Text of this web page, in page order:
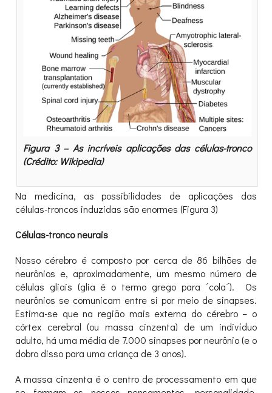
Figura 3 – As incríveis aplicações das células-tronco
(Crédito: Wikipedia)
Na medicina, as possibilidades de aplicações das
células-troncos induzidas são enormes (Figura 3)
Células-tronco neurais
Nosso cérebro é composto por cerca de 86 bilhões de
neurônios e, aproximadamente, um mesmo número de
células gliais (glia é o termo grego para ´cola´). Os
neurônios se comunicam entre si por meio de sinapses.
Estima-se que na região mais externa do cérebro – o
córtex cerebral (ou massa cinzenta) de um indivíduo
adulto, há uma média de 7.000 sinapses por neurônio (e o
dobro disso para uma criança de 3 anos).
A massa cinzenta é o centro de processamento em que